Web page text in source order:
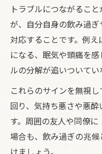
トラブルにつながるこ
が、自分自身の飲み過
対応することです。例
になる、眠気や頭痛を
ルの分解が追いついてい
これらのサインを無視
回り、気持ち悪さや悪
す。周囲の友人や同僚
場合も、飲み過ぎの兆
けましょう。